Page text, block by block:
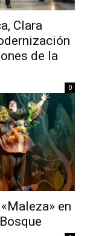
Clara
de la
0
en